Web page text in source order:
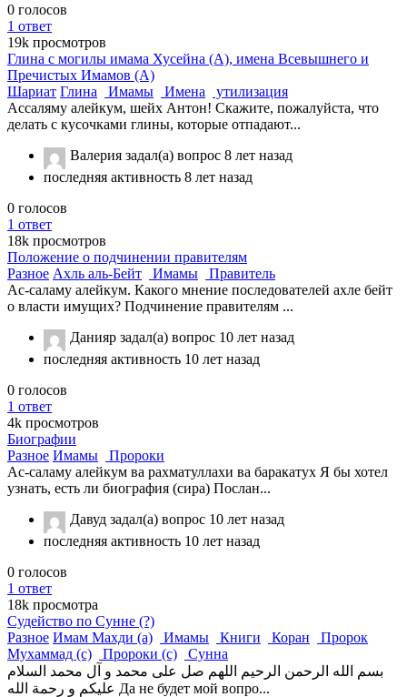
0 голосов
1 ответ
19k просмотров
Глина с могилы имама Хусейна (А), имена Всевышнего и
Пречистых Имамов (А)
Шариат Глина Имамы Имена
утилизация
Ассаляму алейкум, шейх Антон! Скажите, пожалуйста, что
делать с кусочками глины, которые отпадают...
Валерия задал(а) вопрос 8 лет назад
последняя активность 8 лет назад
0 голосов
1 ответ
18k просмотров
Положение о подчинении правителям
Разное Ахль аль-Бейт Имамы
Правитель
Ас-саламу алейкум. Какого мнение последователей ахле бейт
о власти имущих? Подчинение правителям ...
Данияр задал(а) вопрос 10 лет назад
последняя активность 10 лет назад
0 голосов
1 ответ
4k просмотров
Биографии
Разное Имамы
Пророки
Ас-саламу алейкум ва рахматуллахи ва баракатух Я бы хотел
узнать, есть ли биография (сира) Послан...
Давуд задал(а) вопрос 10 лет назад
последняя активность 10 лет назад
0 голосов
1 ответ
18k просмотра
Судейство по Сунне (?)
Разное Имам Махди (а) Имамы Книги Коран
Пророк
Мухаммад (с)
Пророки (с)
Сунна
بسم الله الرحمن الرحيم اللهم صل على محمد و آل محمد السلام
عليكم و رحمة الله Да не будет мой вопро...